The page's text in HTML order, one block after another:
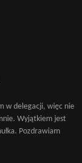
w delegacji, więc nie
Wyjątkiem jest
Pozdrawiam